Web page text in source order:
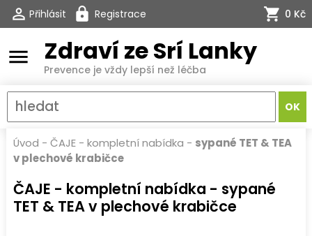
Přihlásit Registrace 0 Kč
menu Zdraví ze Srí Lanky
Prevence je vždy lepší než léčba
Úvod - ČAJE - kompletní nabídka - sypané TET & TEA
v plechové krabičce
ČAJE - kompletní nabídka - sypané
TET & TEA v plechové krabičce